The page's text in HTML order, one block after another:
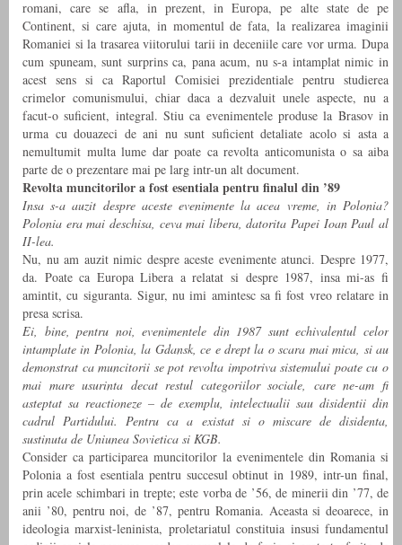
romani, care se afla, in prezent, in Europa, pe alte state de pe
Continent, si care ajuta, in momentul de fata, la realizarea imaginii
Romaniei si la trasarea viitorului tarii in deceniile care vor urma. Dupa
cum spuneam, sunt surprins ca, pana acum, nu s-a intamplat nimic in
acest sens si ca Raportul Comisiei prezidentiale pentru studierea
crimelor comunismului, chiar daca a dezvaluit unele aspecte, nu a
facut-o suficient, integral. Stiu ca evenimentele produse la Brasov in
urma cu douazeci de ani nu sunt suficient detaliate acolo si asta a
nemultumit multa lume dar poate ca revolta anticomunista o sa aiba
parte de o prezentare mai pe larg intr-un alt document.
Revolta muncitorilor a fost esentiala pentru finalul din ’89
Insa s-a auzit despre aceste evenimente la acea vreme, in Polonia?
Polonia era mai deschisa, ceva mai libera, datorita Papei Ioan Paul al
II-lea.
Nu, nu am auzit nimic despre aceste evenimente atunci. Despre 1977,
da. Poate ca Europa Libera a relatat si despre 1987, insa mi-as fi
amintit, cu siguranta. Sigur, nu imi amintesc sa fi fost vreo relatare in
presa scrisa.
Ei, bine, pentru noi, evenimentele din 1987 sunt echivalentul celor
intamplate in Polonia, la Gdansk, ce e drept la o scara mai mica, si au
demonstrat ca muncitorii se pot revolta impotriva sistemului poate cu o
mai mare usurinta decat restul categoriilor sociale, care ne-am fi
asteptat sa reactioneze – de exemplu, intelectualii sau disidentii din
cadrul Partidului. Pentru ca a existat si o miscare de disidenta,
sustinuta de Uniunea Sovietica si KGB.
Consider ca participarea muncitorilor la evenimentele din Romania si
Polonia a fost esentiala pentru succesul obtinut in 1989, intr-un final,
prin acele schimbari in trepte; este vorba de ’56, de minerii din ’77, de
anii ’80, pentru noi, de ’87, pentru Romania. Aceasta si deoarece, in
ideologia marxist-leninista, proletariatul constituia insusi fundamentul